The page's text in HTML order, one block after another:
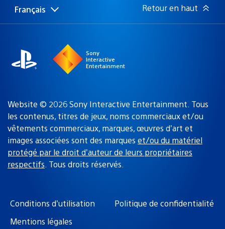
Choisir
Région
Français Retour en haut
Sony
Interactive
Entertainment
Website © 2026 Sony Interactive Entertainment. Tous
les contenus, titres de jeux, noms commerciaux et/ou
vêtements commerciaux, marques, œuvres d’art et
images associées sont des marques et/ou du matériel
protégé par le droit d’auteur de leurs propriétaires
respectifs. Tous droits réservés.
Conditions d’utilisation
Politique de confidentialité
Mentions légales